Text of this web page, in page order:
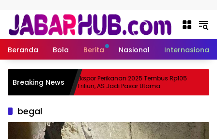
Beranda Bola Berita Nasional Internasional
Breaking News
Suzuki?
Ekspor Perikanan 2025 Tembus Rp105
Triliun, AS Jadi Pasar Utama
begal